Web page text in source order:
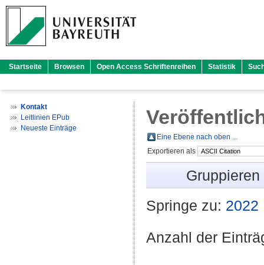
Startseite Browsen Open Access Schriftenreihen Statistik
Kontakt
Leitlinien EPub
Neueste Einträge
Eine Ebene nach oben ...
Exportieren als
Springe zu: 2022
Anzahl der